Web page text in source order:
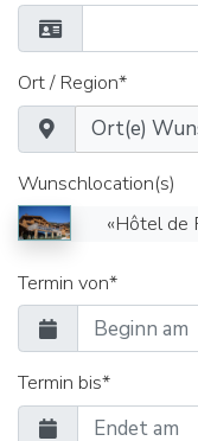
Ort / Region*
Wunschlocation(s)
«Hôtel de
Termin von*
Termin bis*